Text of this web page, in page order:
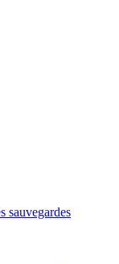
sauvegardes